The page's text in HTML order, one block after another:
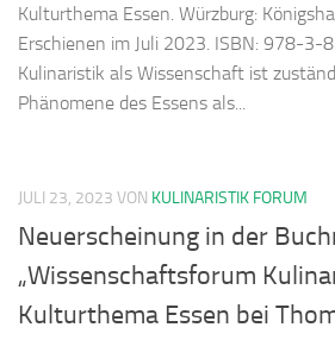
Kulturthema Essen. Würzburg:
Erschienen im Juli 2023. ISBN: 978-
Kulinaristik als Wissenschaft ist
Phänomene des Essens als...
JULI 23, 2023 VON KULINARISTIK FORUM
Neuerscheinung in der
„Wissenschaftsforum
Kulturthema Essen bei